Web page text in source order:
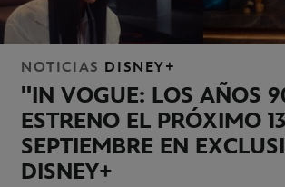
NOTICIAS DISNEY+
"IN VOGUE: LOS AÑOS
ESTRENO EL PRÓXIMO
SEPTIEMBRE EN
DISNEY+